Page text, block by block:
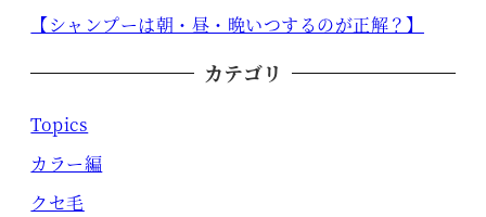
【シャンプーは朝・昼・晩いつするのが正解？】
カテゴリ
Topics
カラー編
クセ毛